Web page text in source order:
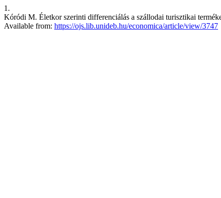
1.
Kóródi M. Életkor szerinti differenciálás a szállodai turisztikai
Available from: https://ojs.lib.unideb.hu/economica/article/view/3747